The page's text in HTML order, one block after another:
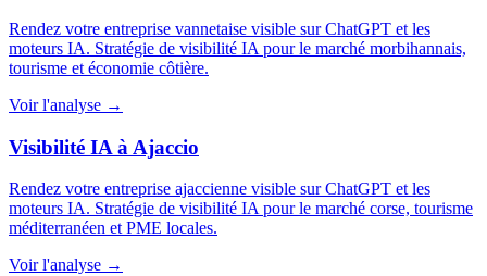
Rendez votre entreprise vannetaise visible sur ChatGPT et les
moteurs IA. Stratégie de visibilité IA pour le marché morbihannais,
tourisme et économie côtière.
Voir l'analyse →
Visibilité IA à Ajaccio
Rendez votre entreprise ajaccienne visible sur ChatGPT et les
moteurs IA. Stratégie de visibilité IA pour le marché corse, tourisme
méditerranéen et PME locales.
Voir l'analyse →